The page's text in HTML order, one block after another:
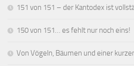
151 von 151 – der Kantodex ist
150 von 151… es fehlt nur noch eins!
Von Vögeln, Bäumen und einer